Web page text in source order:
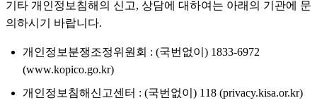
기타 개인정보침해의 신고, 상담에 대하여는 아래의 기관에 문
의하시기 바랍니다.
개인정보분쟁조정위원회 : (국번없이) 1833-6972
(www.kopico.go.kr)
개인정보침해신고센터 : (국번없이) 118 (privacy.kisa.or.kr)